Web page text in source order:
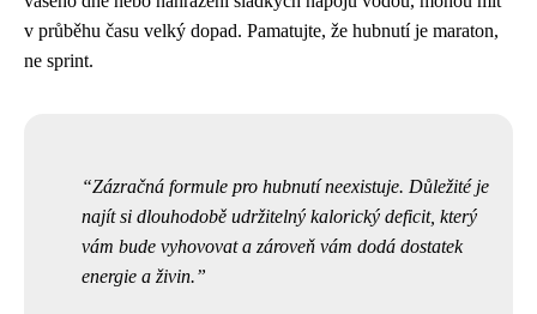
v průběhu času velký dopad. Pamatujte, že hubnutí je maraton,
ne sprint.
Zázračná formule pro hubnutí neexistuje. Důležité je
najít si dlouhodobě udržitelný kalorický deficit, který
vám bude vyhovovat a zároveň vám dodá dostatek
energie a živin.